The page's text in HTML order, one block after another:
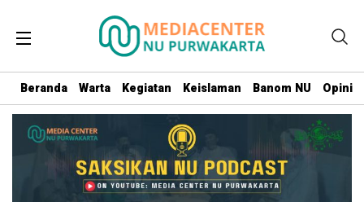
Beranda Warta Kegiatan Keislaman Banom NU Opini